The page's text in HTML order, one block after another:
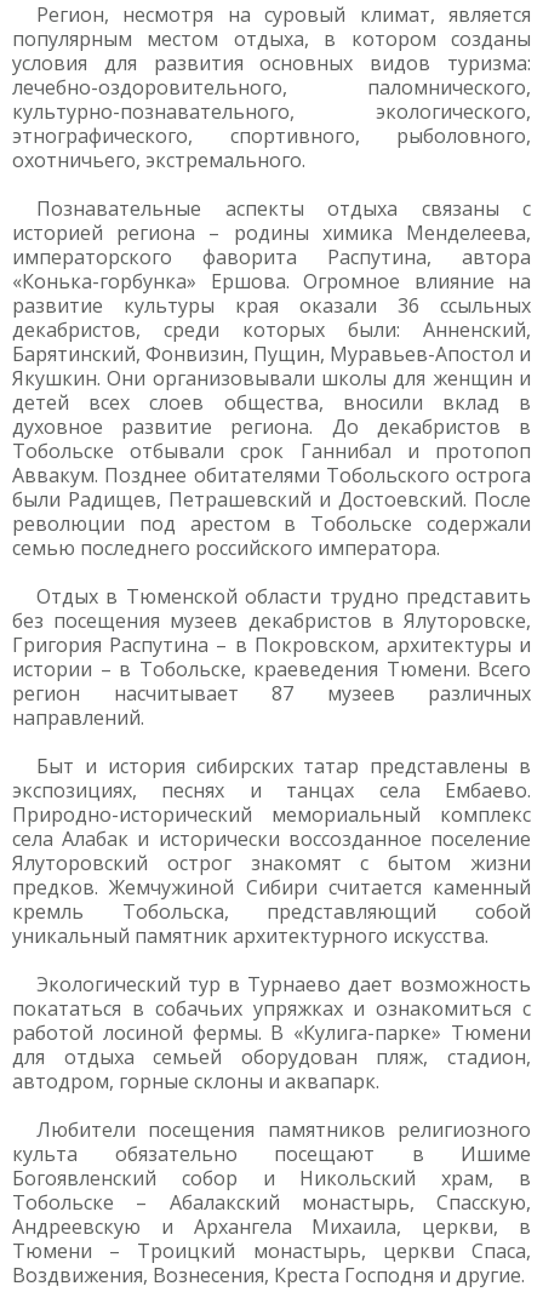
Регион, несмотря на суровый климат, является
популярным местом отдыха, в котором созданы
условия для развития основных видов туризма:
лечебно-оздоровительного, паломнического,
культурно-познавательного, экологического,
этнографического, спортивного, рыболовного,
охотничьего, экстремального.
Познавательные аспекты отдыха связаны с
историей региона – родины химика Менделеева,
императорского фаворита Распутина, автора
«Конька-горбунка» Ершова. Огромное влияние на
развитие культуры края оказали 36 ссыльных
декабристов, среди которых были: Анненский,
Барятинский, Фонвизин, Пущин, Муравьев-Апостол и
Якушкин. Они организовывали школы для женщин и
детей всех слоев общества, вносили вклад в
духовное развитие региона. До декабристов в
Тобольске отбывали срок Ганнибал и протопоп
Аввакум. Позднее обитателями Тобольского острога
были Радищев, Петрашевский и Достоевский. После
революции под арестом в Тобольске содержали
семью последнего российского императора.
Отдых в Тюменской области трудно представить
без посещения музеев декабристов в Ялуторовске,
Григория Распутина – в Покровском, архитектуры и
истории – в Тобольске, краеведения Тюмени. Всего
регион насчитывает 87 музеев различных
направлений.
Быт и история сибирских татар представлены в
экспозициях, песнях и танцах села Ембаево.
Природно-исторический мемориальный комплекс
села Алабак и исторически воссозданное поселение
Ялуторовский острог знакомят с бытом жизни
предков. Жемчужиной Сибири считается каменный
кремль Тобольска, представляющий собой
уникальный памятник архитектурного искусства.
Экологический тур в Турнаево дает возможность
покататься в собачьих упряжках и ознакомиться с
работой лосиной фермы. В «Кулига-парке» Тюмени
для отдыха семьей оборудован пляж, стадион,
автодром, горные склоны и аквапарк.
Любители посещения памятников религиозного
культа обязательно посещают в Ишиме
Богоявленский собор и Никольский храм, в
Тобольске – Абалакский монастырь, Спасскую,
Андреевскую и Архангела Михаила, церкви, в
Тюмени – Троицкий монастырь, церкви Спаса,
Воздвижения, Вознесения, Креста Господня и другие.